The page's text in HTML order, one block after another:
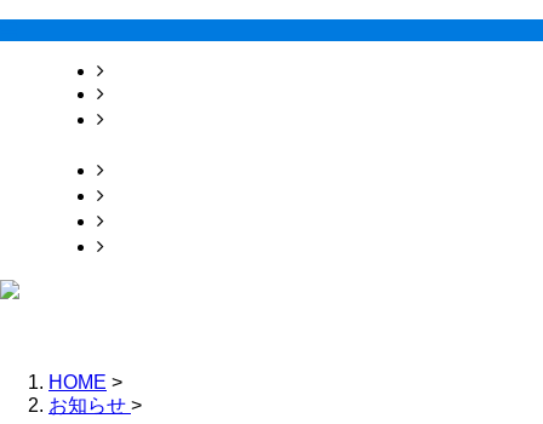
HOME >
お知らせ >